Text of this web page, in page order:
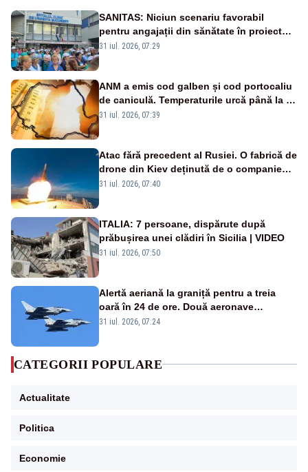
SANITAS: Niciun scenariu favorabil
pentru angajații din sănătate în proiectul
Legii salarizării
31 iul. 2026, 07:29
ANM a emis cod galben și cod portocaliu
de caniculă. Temperaturile urcă până la 38
de grade, iar nopțile devin tropicale
31 iul. 2026, 07:39
Atac fără precedent al Rusiei. O fabrică de
drone din Kiev deținută de o companie
americană, distrusă de o rachetă
31 iul. 2026, 07:40
ITALIA: 7 persoane, dispărute după
prăbușirea unei clădiri în Sicilia | VIDEO
31 iul. 2026, 07:50
Alertă aeriană la graniță pentru a treia
oară în 24 de ore. Două aeronave
Eurofighter britanice au fost ridicate de la
31 iul. 2026, 07:24
CATEGORII POPULARE
Actualitate
Politica
Economie